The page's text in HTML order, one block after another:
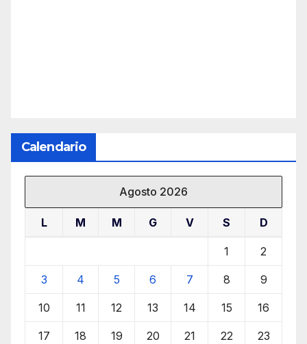
Calendario
Agosto 2026
L M M G V S D
1 2
3 4 5 6 7 8 9
10 11 12 13 14 15 16
17 18 19 20 21 22 23